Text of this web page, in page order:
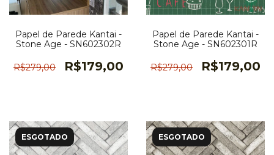
Papel de Parede Kantai -
Stone Age - SN602302R
R$279,00 R$179,00
Papel de Parede Kantai -
Stone Age - SN602301R
R$279,00 R$179,00
ESGOTADO ESGOTADO